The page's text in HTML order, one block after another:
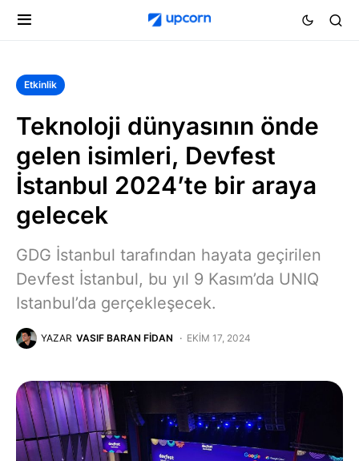
Etkinlik
Teknoloji dünyasının önde
gelen isimleri, Devfest
İstanbul 2024’te bir araya
gelecek
GDG İstanbul tarafından hayata geçirilen
Devfest İstanbul, bu yıl 9 Kasım’da UNIQ
Istanbul’da gerçekleşecek.
YAZAR VASIF BARAN FIDAN EKIM 17, 2024